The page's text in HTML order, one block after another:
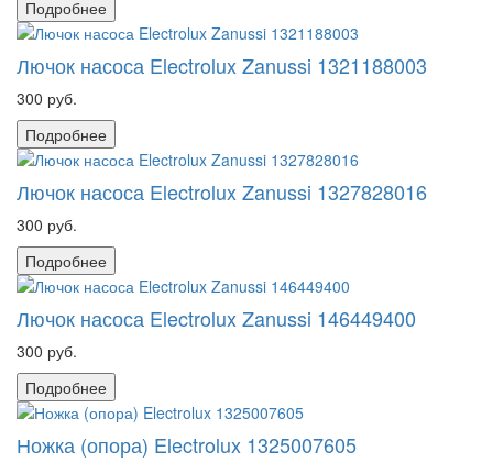
Подробнее
Лючок насоса Electrolux Zanussi 1321188003
300 руб.
Подробнее
Лючок насоса Electrolux Zanussi 1327828016
300 руб.
Подробнее
Лючок насоса Electrolux Zanussi 146449400
300 руб.
Подробнее
Ножка (опора) Electrolux 1325007605